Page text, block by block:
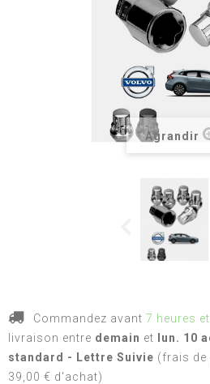
Agrandir
Commandez avant 7 heures
livraison entre demain et lun. 10
standard - Lettre Suivie (frais de
39,00 € d'achat)